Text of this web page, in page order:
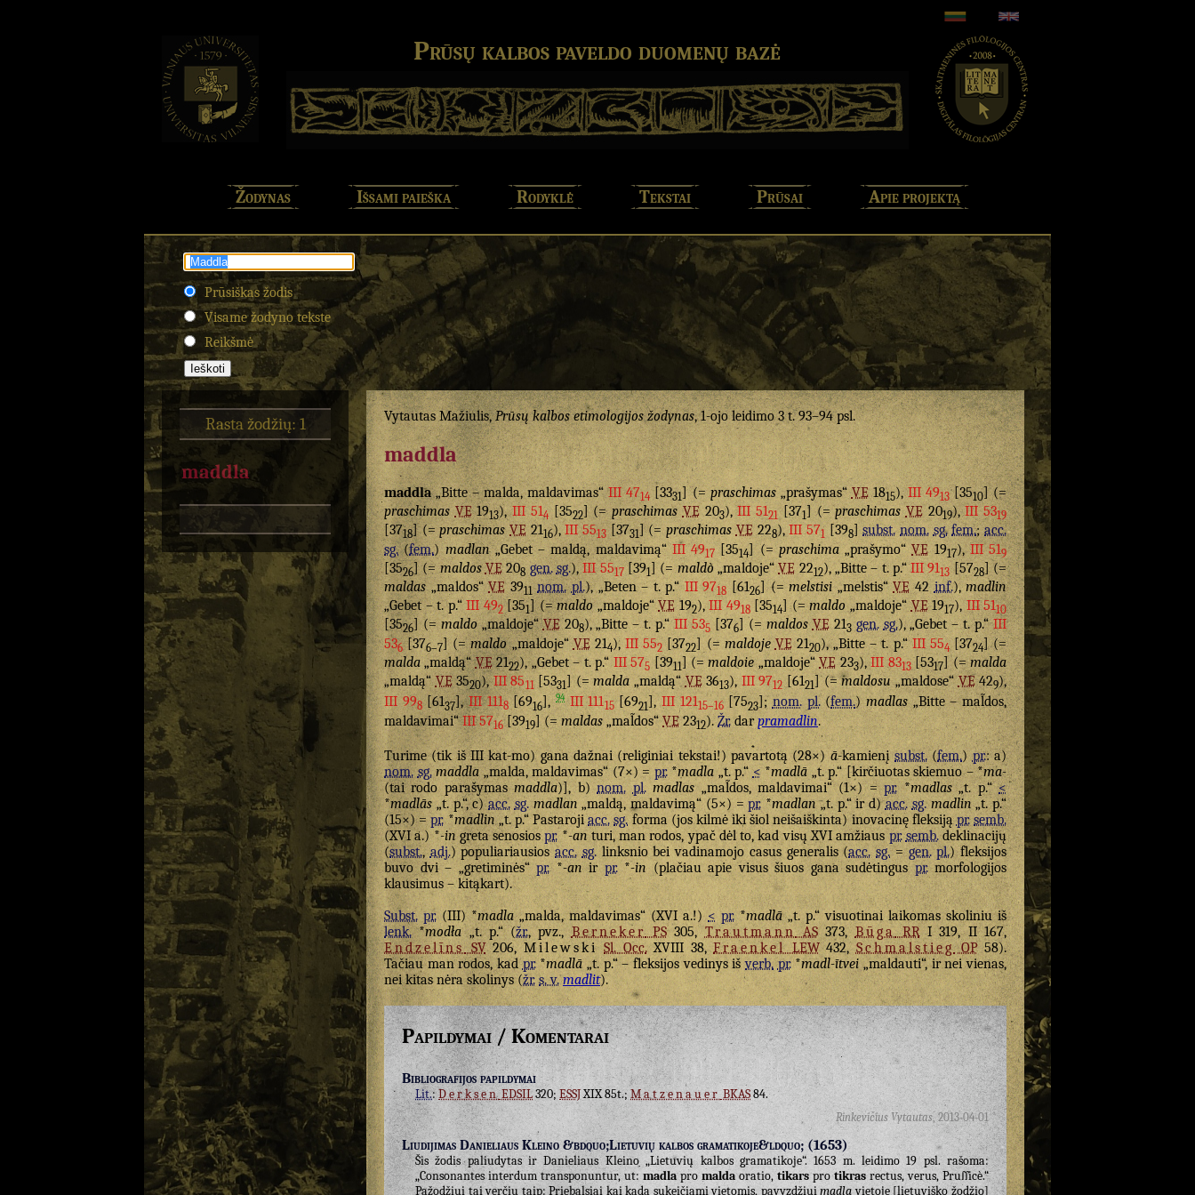
Prūsų kalbos paveldo duomenų bazė
Žodynas Išsami paieška Rodyklė Tekstai Prūsai Apie projektą
Prūsiškas žodis
Visame žodyno tekste
Reikšmė
Rasta žodžių: 1
maddla
Vytautas Mažiulis,Prūsų kalbos etimologijos žodynas, 1-ojo leidimo 3 t. 93–94 psl.
maddla
maddla„Bitte – malda, maldavimas“III 4714 [3331] (=praschimas„prašymas“VE1815),III 4913[3510] (=
praschimas VE1913),III 514[3522] (=praschimas VE203),III 5121[371] (=praschimas VE2019),III 5319
[3718] (=praschimas VE 2116),III 5513[3731] (=praschimas VE228),III 571 [398]subst. nom. sg. fem.;acc.
sg.(fem.)madlan„Gebet – maldą, maldavimą“III 4917[3514] (=praschima„prašymo“VE1917),III 519
[3526] (=maldos VE208 gen. sg.),III 5517[391] (=maldò „maldoje“VE 2212), „Bitte – t. p.“III 9113[5728] (=
maldas„maldos“VE3911 nom. pl.), „Beten – t. p.“III 9718 [6126] (=melstisi„melstis“VE42inf.),madlin
„Gebet – t. p.“III 492[351] (=maldo„maldoje“VE192),III 4918[3514] (=maldo„maldoje“VE1917),III 5110
[3526] (=maldo„maldoje“VE208), „Bitte – t. p.“III 535 [376] (= maldos VE213 gen. sg.), „Gebet – t. p.“III
536[376–7] (=maldo„maldoje“VE214),III 552[3722] (=maldoje VE2120), „Bitte – t. p.“III 554[3724] (=
malda „maldą“VE2122), „Gebet – t. p.“ III 575 [3911] (=maldoie„maldoje“VE233),III 8313[5317] (=malda
„maldą“VE3520),III 8511[5331] (=malda„maldą“ VE3613), III 9712 [6121] (=maldosu„maldose“VE429),
III 998[6137],III 1118[6916],94 III 11115[6921 ],III 12115–16[7523 ];nom. pl.(fem.)madlas„Bitte – mal̃dos,
maldavimai“III 5716[3919] (=maldas„mal̃dos“VE2312).Žr.darpramadlin.
Turime (tik iš III kat-mo) gana dažnai (religiniai tekstai!) pavartotą (28×)ā-kamienįsubst.(fem.)pr.: a)
nom. sg. maddla„malda, maldavimas“ (7×) = pr.*madla„t. p.“<*madlā„t. p.“ [kirčiuotas skiemuo – *ma-
(tai rodo parašymasmaddla)], b)nom. pl. madlas„mal̃dos, maldavimai“ (1×) =pr.*madlas„t. p.“<
*madlās„t. p.“, c)acc. sg. madlan „maldą, maldavimą“ (5×) =pr.*madlan„t. p.“ ir d)acc. sg. madlin„t. p.“
(15×) =pr.*madlin„t. p.“ Pastarojiacc. sg.forma (jos kilmė iki šiol neišaiškinta) inovacinę fleksijąpr. semb.
(XVI a.) *-ingreta senosiospr.*-anturi, man rodos, ypač dėl to, kad visų XVI amžiaus pr. semb.deklinacijų
(subst.,adj.) populiariausiosacc. sg.linksnio bei vadinamojo casus generalis (acc. sg.=gen. pl.) fleksijos
buvo dvi – „gretiminės“pr.*-anir pr.*-in (plačiau apie visus šiuos gana sudėtinguspr.morfologijos
klausimus – kitąkart).
Subst. pr.(III) *madla„malda, maldavimas“ (XVI a.!)< pr. *madlā„t. p.“ visuotinai laikomas skoliniu iš
lenk.*modła„t. p.“ (žr., pvz.,BernekerPS305,TrautmannAS373, BūgaRRI 319, II 167,
EndzelīnsSV206, Milewski Sl. Occ.XVIII 38,FraenkelLEW432,SchmalstiegOP58).
Tačiau man rodos, kadpr.*madlā„t. p.“ – fleksijos vedinys išverb. pr.*madl-ītvei„maldauti“, ir nei vienas,
nei kitas nėra skolinys (žr. s. v. madlit).
Papildymai / Komentarai
Bibliografijos papildymai
Lit.:DerksenEDSIL320; ESSJXIX 85t.;Matzenauer BKAS84.
Rinkevičius Vytautas ,2013-04-01
Liudijimas Danieliaus Kleino &bdquo;Lietuvių kalbos gramatikoje&ldquo; (1653)
Šis žodis paliudytas ir Danieliaus Kleino „Lietuvių kalbos gramatikoje“. 1653 m. leidimo 19 psl. rašoma:
„Consonantes interdum transponuntur, ut: madlapro maldaoratio, tikarsprotikrasrectus, verus, Pruſſicè.“
Pažodžiui tai verčiu taip: Priebalsiai kai kada sukeičiami vietomis, pavyzdžiuimadlavietoje [lietuviško žodžio]